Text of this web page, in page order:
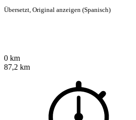
Übersetzt, Original anzeigen (Spanisch)
0 km
87,2 km